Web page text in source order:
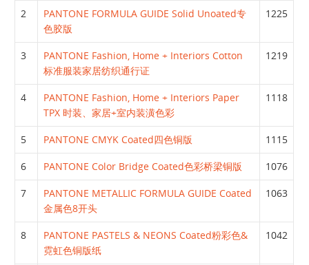
2
PANTONE FORMULA GUIDE Solid Unoated专
色胶版
1225
3
PANTONE Fashion, Home + Interiors Cotton
标准服装家居纺织通行证
1219
4
PANTONE Fashion, Home + Interiors Paper
TPX 时装、家居+室内装潢色彩
1118
5 PANTONE CMYK Coated四色铜版 1115
6 PANTONE Color Bridge Coated色彩桥梁铜版 1076
7
PANTONE METALLIC FORMULA GUIDE Coated
金属色8开头
1063
8
PANTONE PASTELS & NEONS Coated粉彩色&
霓虹色铜版纸
1042